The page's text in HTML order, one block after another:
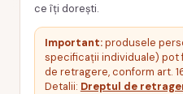
ce îți dorești.
Important:produsele
specificații individuale) pot
de retragere, conform art.
Detalii: Dreptul de